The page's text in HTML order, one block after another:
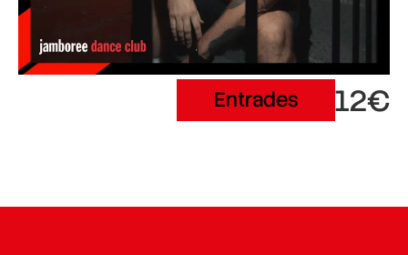
Entrades 12€